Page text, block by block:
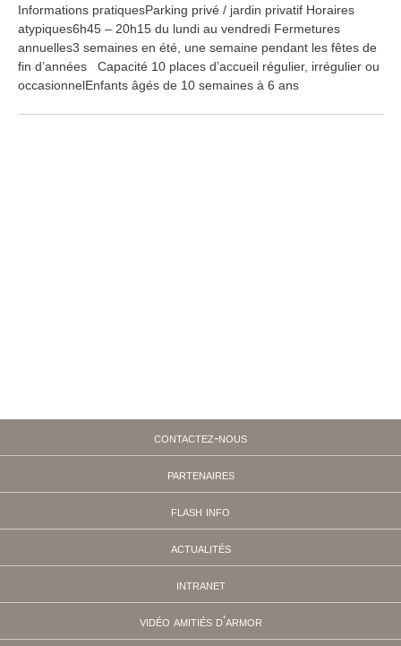
Informations pratiquesParking privé / jardin privatif Horaires
atypiques6h45 – 20h15 du lundi au vendredi Fermetures
annuelles3 semaines en été, une semaine pendant les fêtes de
fin d’années Capacité 10 places d’accueil régulier, irrégulier ou
occasionnelEnfants âgés de 10 semaines à 6 ans
contactez-nous
partenaires
flash info
actualités
intranet
vidéo amitiés d'armor